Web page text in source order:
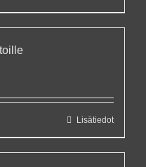
Lisätiedot